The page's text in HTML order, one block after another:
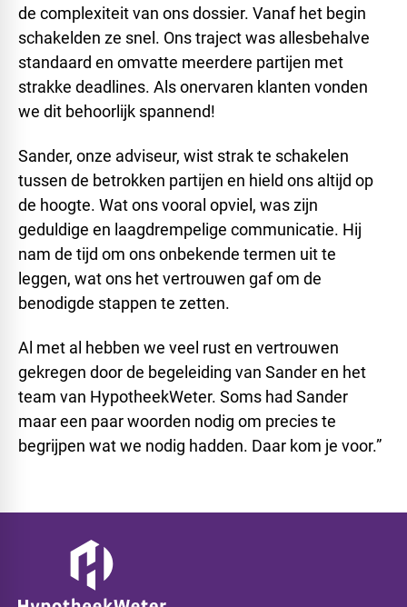
de complexiteit van ons dossier. Vanaf het begin
schakelden ze snel. Ons traject was allesbehalve
standaard en omvatte meerdere partijen met
strakke deadlines. Als onervaren klanten vonden
we dit behoorlijk spannend!
Sander, onze adviseur, wist strak te schakelen
tussen de betrokken partijen en hield ons altijd op
de hoogte. Wat ons vooral opviel, was zijn
geduldige en laagdrempelige communicatie. Hij
nam de tijd om ons onbekende termen uit te
leggen, wat ons het vertrouwen gaf om de
benodigde stappen te zetten.
Al met al hebben we veel rust en vertrouwen
gekregen door de begeleiding van Sander en het
team van HypotheekWeter. Soms had Sander
maar een paar woorden nodig om precies te
begrijpen wat we nodig hadden. Daar kom je voor.”